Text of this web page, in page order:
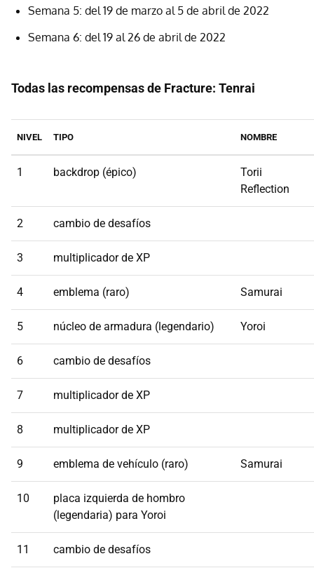
Semana 5: del 19 de marzo al 5 de abril de 2022
Semana 6: del 19 al 26 de abril de 2022
Todas las recompensas de Fracture: Tenrai
NIVEL TIPO NOMBRE
1 backdrop (épico)
Torii
Reflection
2 cambio de desafíos
3 multiplicador de XP
4 emblema (raro) Samurai
5 núcleo de armadura (legendario) Yoroi
6 cambio de desafíos
7 multiplicador de XP
8 multiplicador de XP
9 emblema de vehículo (raro) Samurai
10
placa izquierda de hombro
(legendaria) para Yoroi
11 cambio de desafíos